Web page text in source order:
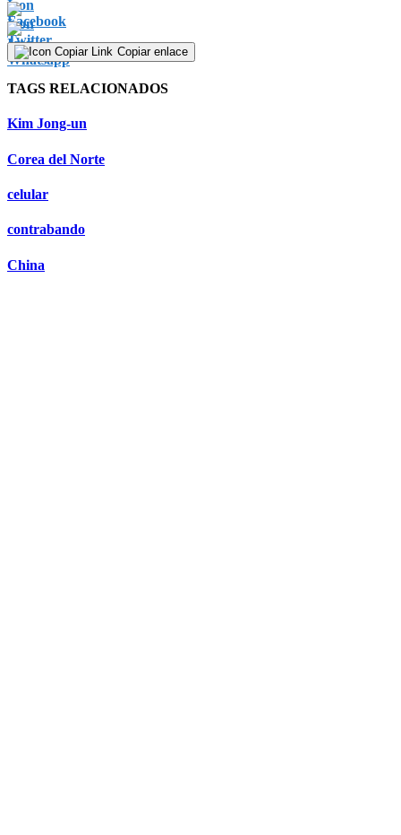
Copiar enlace
TAGS RELACIONADOS
Kim Jong-un
Corea del Norte
celular
contrabando
China